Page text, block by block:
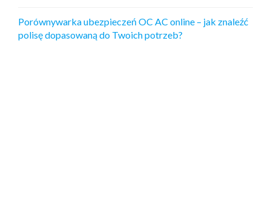
F
O
Porównywarka ubezpieczeń OC AC online – jak znaleźć
polisę dopasowaną do Twoich potrzeb?